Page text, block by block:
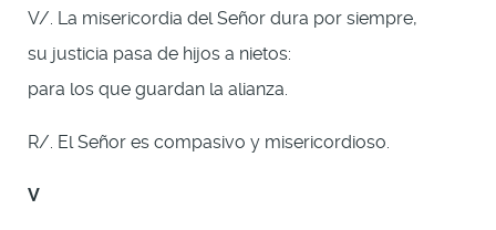
V/. La misericordia del Señor dura por siempre,
su justicia pasa de hijos a nietos:
para los que guardan la alianza.
R/. El Señor es compasivo y misericordioso.
V